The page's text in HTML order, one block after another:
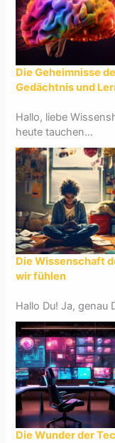
Die Geheimnisse
Gedächtnis und
Hallo, liebe
heute tauchen...
Die Wissenschaft
wir fühlen
Hallo Du! Ja, genau
Die Wunder der